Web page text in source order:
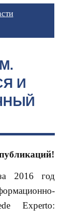
И
2016 год
Experto: